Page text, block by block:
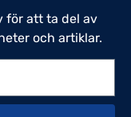
för att ta del av
och artiklar.